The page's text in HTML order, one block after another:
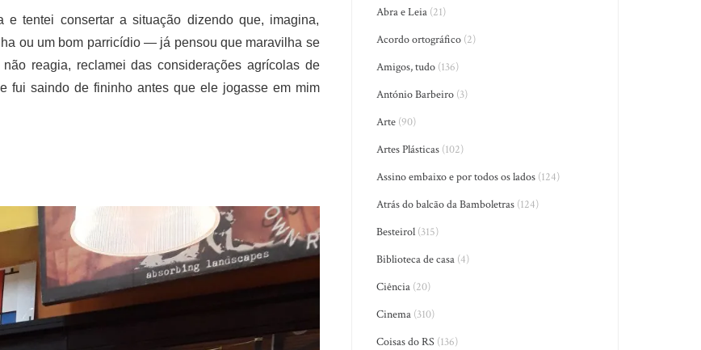
tentei consertar a situação dizendo que, imagina,
ou um bom parricídio — já pensou que maravilha se
reagia, reclamei das considerações agrícolas de
fui saindo de fininho antes que ele jogasse em mim
Abra e Leia (21)
Acordo ortográfico (2)
Amigos, tudo (136)
António Barbeiro (3)
Arte (90)
Artes Plásticas (102)
Assino embaixo e por todos os lados (124)
Atrás do balcão da Bamboletras (124)
Besteirol (315)
Biblioteca de casa (4)
Ciência (20)
Cinema (310)
Coisas do RS (136)